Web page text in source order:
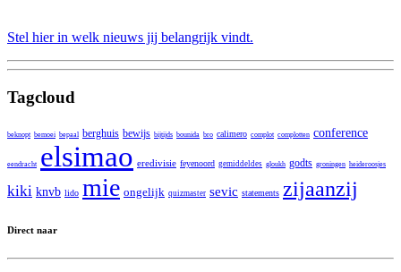
Stel hier in welk nieuws jij belangrijk vindt.
Tagcloud
beknopt bemoei bepaal berghuis bewijs bijtijds bounida bro calimero complot complotten conference
eendracht elsimao eredivisie feyenoord gemiddeldes gloukh godts groningen heideroosjes
kiki knvb lido mie ongelijk quizmaster sevic statements zijaanzij
Direct naar